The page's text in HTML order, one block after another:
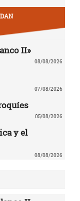
II»
08/08/2026
07/08/2026
05/08/2026
y el
08/08/2026